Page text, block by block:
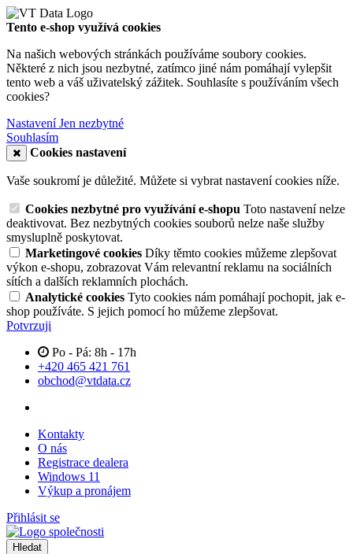
Tento e-shop využívá cookies
Na našich webových stránkách používáme soubory cookies.
Některé z nich jsou nezbytné, zatímco jiné nám pomáhají vylepšit
tento web a váš uživatelský zážitek. Souhlasíte s používáním všech
cookies?
NastaveníJen nezbytné
Souhlasím
Cookies nastavení
Vaše soukromí je důležité. Můžete si vybrat nastavení cookies níže.
Cookies nezbytné pro využívání e-shopu Toto nastavení nelze
deaktivovat. Bez nezbytných cookies souborů nelze naše služby
smysluplně poskytovat.
Marketingové cookies Díky těmto cookies můžeme zlepšovat
výkon e-shopu, zobrazovat Vám relevantní reklamu na sociálních
sítích a dalších reklamních plochách.
Analytické cookies Tyto cookies nám pomáhají pochopit, jak e-
shop používáte. S jejich pomocí ho můžeme zlepšovat.
Potvrzuji
Po - Pá: 8h - 17h
+420 465 421 761
obchod@vtdata.cz
Kontakty
O nás
Registrace dealera
Windows 11
Výkup a pronájem
Přihlásit se
Hledat